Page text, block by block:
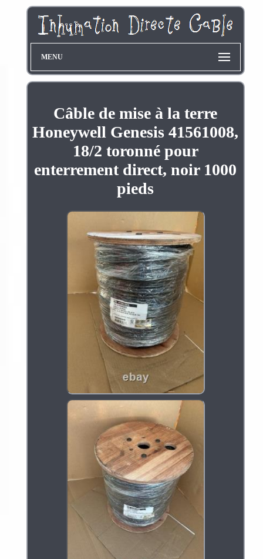
MENU
Câble de mise à la terre
Honeywell Genesis 41561008,
18/2 toronné pour
enterrement direct, noir 1000
pieds